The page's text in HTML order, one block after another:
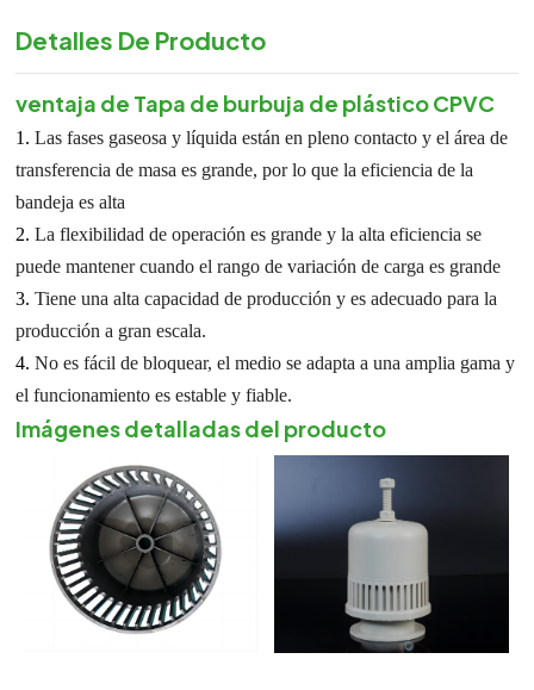
Detalles De Producto
ventaja de Tapa de burbuja de plástico CPVC
1. Las fases gaseosa y líquida están en pleno contacto y el área de
transferencia de masa es grande, por lo que la eficiencia de la
bandeja es alta
2.La flexibilidad de operación es grande y la alta eficiencia se
puede mantener cuando el rango de variación de carga es grande
3.Tiene una alta capacidad de producción y es adecuado para la
producción a gran escala.
4.No es fácil de bloquear, el medio se adapta a una amplia gama y
el funcionamiento es estable y fiable.
Imágenes detalladas del producto